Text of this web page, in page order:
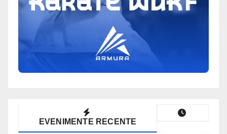
EVENIMENTE RECENTE